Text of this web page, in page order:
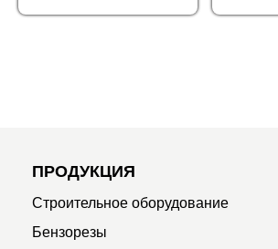
ПРОДУКЦИЯ
Строительное оборудование
Бензорезы